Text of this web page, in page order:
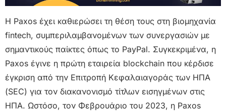
Η Paxos έχει καθιερώσει τη θέση τους στη βιομηχανία
fintech, συμπεριλαμβανομένων των συνεργασιών με
σημαντικούς παίκτες όπως το PayPal. Συγκεκριμένα, η
Paxos έγινε η πρώτη εταιρεία blockchain που κέρδισε
έγκριση από την Επιτροπή Κεφαλαιαγοράς των ΗΠΑ
(SEC) για τον διακανονισμό τίτλων εισηγμένων στις
ΗΠΑ. Ωστόσο, τον Φεβρουάριο του 2023, η Paxos